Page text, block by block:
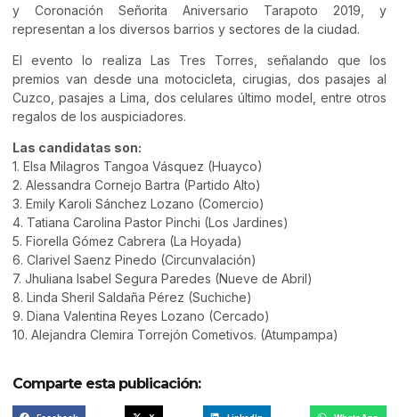
y Coronación Señorita Aniversario Tarapoto 2019, y
representan a los diversos barrios y sectores de la ciudad.
El evento lo realiza Las Tres Torres, señalando que los
premios van desde una motocicleta, cirugias, dos pasajes al
Cuzco, pasajes a Lima, dos celulares último model, entre otros
regalos de los auspiciadores.
Las candidatas son:
1. Elsa Milagros Tangoa Vásquez (Huayco)
2. Alessandra Cornejo Bartra (Partido Alto)
3. Emily Karoli Sánchez Lozano (Comercio)
4. Tatiana Carolina Pastor Pinchi (Los Jardines)
5. Fiorella Gómez Cabrera (La Hoyada)
6. Clarivel Saenz Pinedo (Circunvalación)
7. Jhuliana Isabel Segura Paredes (Nueve de Abril)
8. Linda Sheril Saldaña Pérez (Suchiche)
9. Diana Valentina Reyes Lozano (Cercado)
10. Alejandra Clemira Torrejón Cometivos. (Atumpampa)
Comparte esta publicación: